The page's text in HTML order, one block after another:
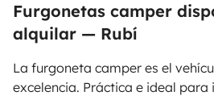
Furgonetas camper
alquilar — Rubí
La furgoneta camper es el
excelencia. Práctica e ideal para